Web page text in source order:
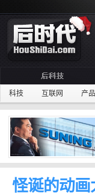
科技 互联网 产品
怪诞的动